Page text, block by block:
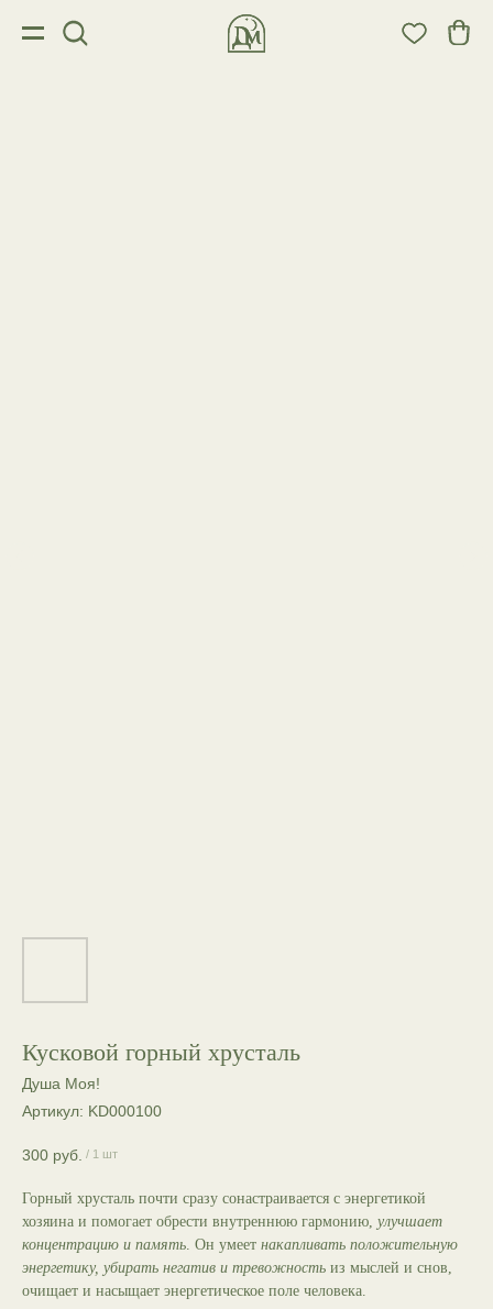
Кусковой горный хрусталь
Душа Моя!
Артикул: KD000100
300 руб. / 1 шт
Горный хрусталь почти сразу сонастраивается с энергетикой
хозяина и помогает обрести внутреннюю гармонию, улучшает
концентрацию и память . Он умеет накапливать положительную
энергетику, убирать негатив и тревожность из мыслей и снов,
очищает и насыщает энергетическое поле человека.